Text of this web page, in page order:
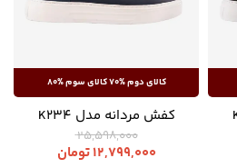
کفش مردانه مدل K234
25,598,000
12,799,000تومان